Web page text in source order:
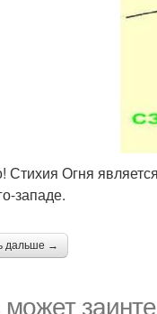
Стихия Огня
западе.
дальше →